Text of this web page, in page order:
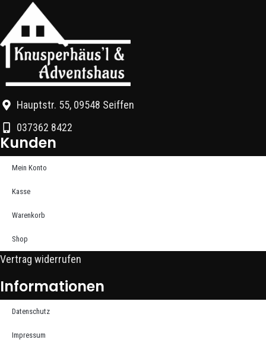
Hauptstr. 55, 09548 Seiffen
037362 8422
Kunden
Mein Konto
Kasse
Warenkorb
Shop
Vertrag widerrufen
Informationen
Datenschutz
Impressum